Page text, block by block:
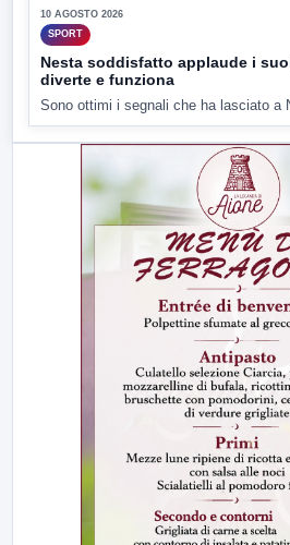
10 AGOSTO 2026
SPORT
Nesta soddisfatto applaude i
diverte e funziona
Sono ottimi i segnali che ha lasciato a